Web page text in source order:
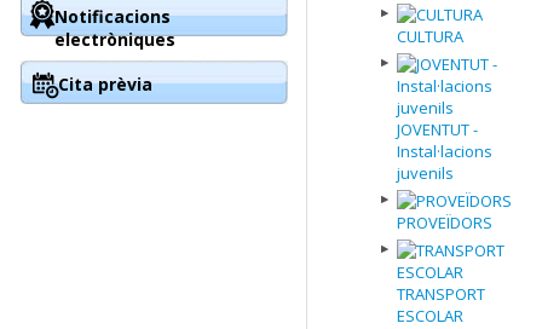
CULTURA
JOVENTUT -
Instal·lacions
juvenils
PROVEÏDORS
TRANSPORT
ESCOLAR
Notificacions
electròniques
Cita prèvia